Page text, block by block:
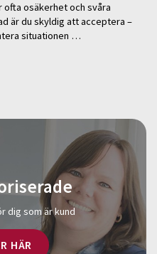
osäkerhet och svåra
är du skyldig att acceptera –
situationen …
dig som är kund
HÄR